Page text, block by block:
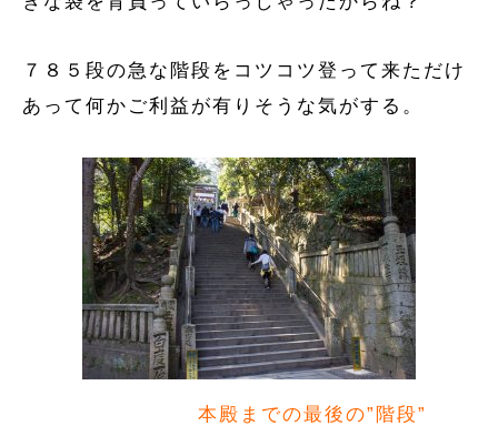
７８５段の急な階段をコツコツ登って来ただけ
あって何かご利益が有りそうな気がする。
本殿までの最後の”階段”